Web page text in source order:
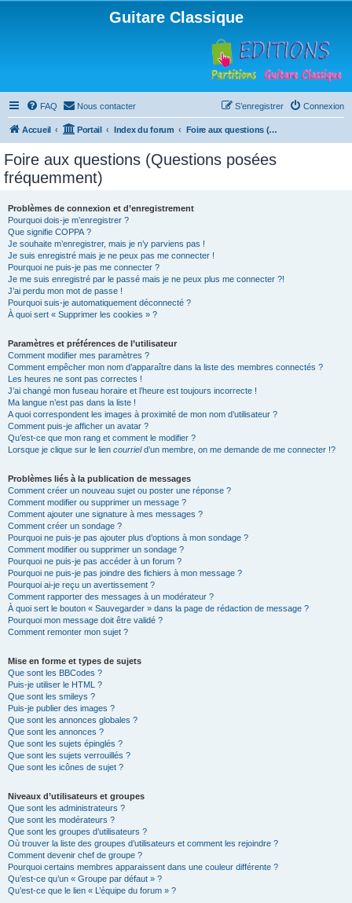
Guitare Classique
FAQ Nous contacter Connexion
S’enregistrer
Accueil Portail Index du forum Foire aux questions (Questions posées fréquemment)
Foire aux questions (Questions posées
fréquemment)
Problèmes de connexion et d’enregistrement
Pourquoi dois-je m’enregistrer ?
Que signifie COPPA ?
Je souhaite m’enregistrer, mais je n’y parviens pas !
Je suis enregistré mais je ne peux pas me connecter !
Pourquoi ne puis-je pas me connecter ?
Je me suis enregistré par le passé mais je ne peux plus me connecter ?!
J’ai perdu mon mot de passe !
Pourquoi suis-je automatiquement déconnecté ?
À quoi sert « Supprimer les cookies » ?
Paramètres et préférences de l’utilisateur
Comment modifier mes paramètres ?
Comment empêcher mon nom d’apparaître dans la liste des membres connectés ?
Les heures ne sont pas correctes !
J’ai changé mon fuseau horaire et l’heure est toujours incorrecte !
Ma langue n’est pas dans la liste !
A quoi correspondent les images à proximité de mon nom d’utilisateur ?
Comment puis-je afficher un avatar ?
Qu’est-ce que mon rang et comment le modifier ?
Lorsque je clique sur le lien courrield’un membre, on me demande de me connecter !?
Problèmes liés à la publication de messages
Comment créer un nouveau sujet ou poster une réponse ?
Comment modifier ou supprimer un message ?
Comment ajouter une signature à mes messages ?
Comment créer un sondage ?
Pourquoi ne puis-je pas ajouter plus d’options à mon sondage ?
Comment modifier ou supprimer un sondage ?
Pourquoi ne puis-je pas accéder à un forum ?
Pourquoi ne puis-je pas joindre des fichiers à mon message ?
Pourquoi ai-je reçu un avertissement ?
Comment rapporter des messages à un modérateur ?
À quoi sert le bouton « Sauvegarder » dans la page de rédaction de message ?
Pourquoi mon message doit être validé ?
Comment remonter mon sujet ?
Mise en forme et types de sujets
Que sont les BBCodes ?
Puis-je utiliser le HTML ?
Que sont les smileys ?
Puis-je publier des images ?
Que sont les annonces globales ?
Que sont les annonces ?
Que sont les sujets épinglés ?
Que sont les sujets verrouillés ?
Que sont les icônes de sujet ?
Niveaux d’utilisateurs et groupes
Que sont les administrateurs ?
Que sont les modérateurs ?
Que sont les groupes d’utilisateurs ?
Où trouver la liste des groupes d’utilisateurs et comment les rejoindre ?
Comment devenir chef de groupe ?
Pourquoi certains membres apparaissent dans une couleur différente ?
Qu’est-ce qu’un « Groupe par défaut » ?
Qu’est-ce que le lien « L’équipe du forum » ?